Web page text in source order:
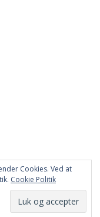
OG PERSPEKTIVER
Cookies. Ved at
Cookie Politik